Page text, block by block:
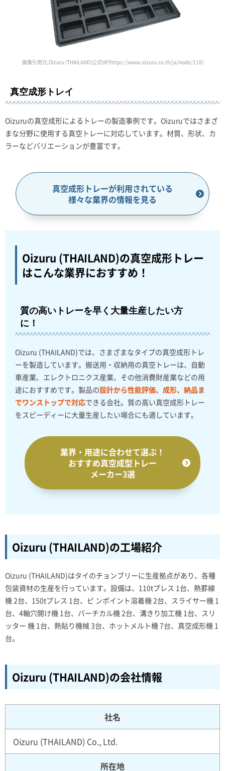
画像引用元:Oizuru (THAILAND)公式HP(https://www.oizuru.co.th/ja/node/116)
真空成形トレイ
Oizuruの真空成形によるトレーの製造事例です。Oizuruではさまざ
まな分野に使用する真空トレーに対応しています。材質、形状、カ
ラーなどバリエーションが豊富です。
真空成形トレーが利用されている
様々な業界の情報を見る
Oizuru (THAILAND)の真空成形トレー
はこんな業界におすすめ！
質の高いトレーを早く大量生産したい方
に！
Oizuru (THAILAND)では、さまざまなタイプの真空成形トレ
ーを製造しています。搬送用・収納用の真空トレーは、自動
車産業、エレクトロニクス産業、その他消費財産業などの用
途におすすめです。製品の設計から性能評価、成形、納品ま
でワンストップで対応できる会社。質の高い真空成形トレー
をスピーディーに大量生産したい場合にも適しています。
業界・用途に合わせて選ぶ！
おすすめ真空成型トレー
メーカー3選
Oizuru (THAILAND)の工場紹介
Oizuru (THAILAND)はタイのチョンブリーに生産拠点があり、各種
包装資材の生産を行っています。設備は、110tプレス 1台、熱罫線
機 2台、150tプレス 1台、ピ ンポイント溶着機 2台、スライサー機 1
台、4軸穴開け機 1台、バーチカル機 2台、溝きり加工機 1台、スリ
ッター 機 1台、熱貼り機械 3台、ホットメルト機 7台、真空成形機 1
台。
Oizuru (THAILAND)の会社情報
社名
Oizuru (THAILAND) Co., Ltd.
所在地